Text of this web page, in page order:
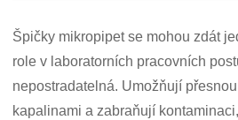
Špičky mikropipet se mohou zdát
role v laboratorních pracovních
nepostradatelná. Umožňují
kapalinami a zabraňují